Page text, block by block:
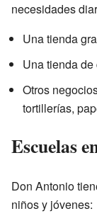
necesidades
Una tienda
Una tienda
Otros
tortillerías,
Escuelas
Don Antonio
niños y jóvenes: